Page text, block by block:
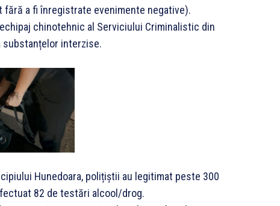
a fi înregistrate evenimente negative).
chinotehnic al Serviciului Criminalistic din
substanțelor interzise.
Hunedoara, polițiștii au legitimat peste 300
82 de testări alcool/drog.